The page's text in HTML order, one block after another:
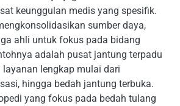
keunggulan medis yang spesifik.
sumber daya,
ahli untuk fokus pada bidang
adalah pusat jantung terpadu
lengkap mulai dari
hingga bedah jantung terbuka.
yang fokus pada bedah tulang